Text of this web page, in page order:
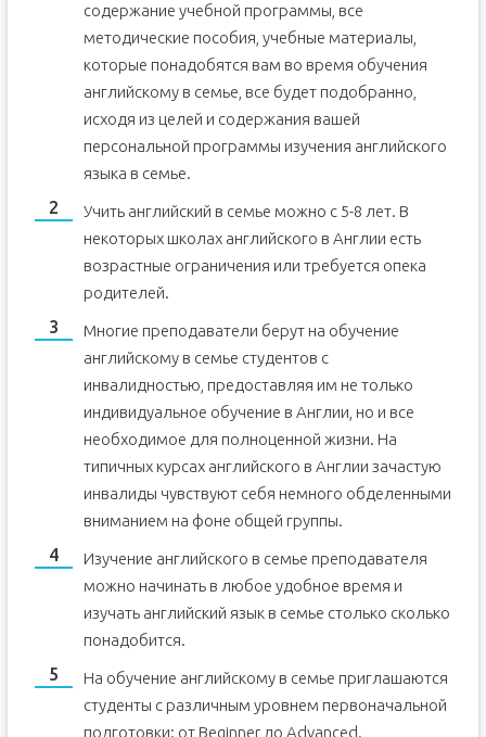
содержание учебной программы, все
методические пособия, учебные материалы,
которые понадобятся вам во время обучения
английскому в семье, все будет подобранно,
исходя из целей и содержания вашей
персональной программы изучения английского
языка в семье.
Учить английский в семье можно с 5-8 лет. В
некоторых школах английского в Англии есть
возрастные ограничения или требуется опека
родителей.
Многие преподаватели берут на обучение
английскому в семье студентов с
инвалидностью, предоставляя им не только
индивидуальное обучение в Англии, но и все
необходимое для полноценной жизни. На
типичных курсах английского в Англии зачастую
инвалиды чувствуют себя немного обделенными
вниманием на фоне общей группы.
Изучение английского в семье преподавателя
можно начинать в любое удобное время и
изучать английский язык в семье столько сколько
понадобится.
На обучение английскому в семье приглашаются
студенты с различным уровнем первоначальной
подготовки: от Beginner до Advanced.